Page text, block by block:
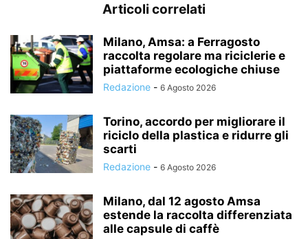
Articoli correlati
Milano, Amsa: a Ferragosto
raccolta regolare ma riciclerie e
piattaforme ecologiche chiuse
Redazione - 6 Agosto 2026
Torino, accordo per migliorare il
riciclo della plastica e ridurre gli
scarti
Redazione - 6 Agosto 2026
Milano, dal 12 agosto Amsa
estende la raccolta differenziata
alle capsule di caffè